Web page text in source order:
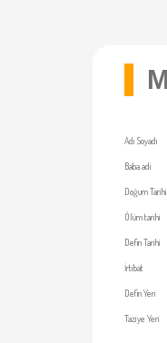
Adı Soyadı
Baba adı
Doğum Tarihi
Ölüm tarihi
Defin Tarihi
İrtibat
Defin Yeri
Taziye Yeri